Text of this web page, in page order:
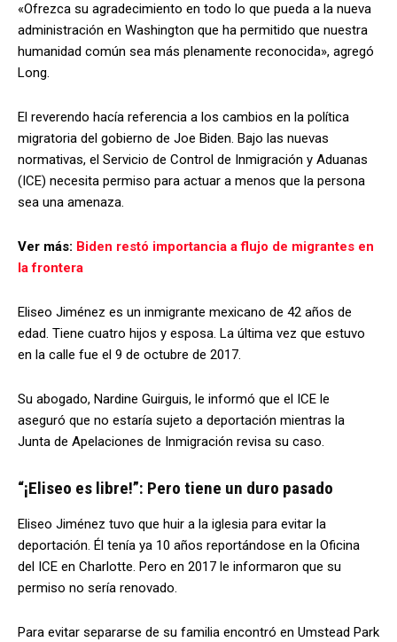
«Ofrezca su agradecimiento en todo lo que pueda a la nueva
administración en Washington que ha permitido que nuestra
humanidad común sea más plenamente reconocida», agregó
Long.
El reverendo hacía referencia a los cambios en la política
migratoria del gobierno de Joe Biden. Bajo las nuevas
normativas, el Servicio de Control de Inmigración y Aduanas
(ICE) necesita permiso para actuar a menos que la persona
sea una amenaza.
Ver más: Biden restó importancia a flujo de migrantes en
la frontera
Eliseo Jiménez es un inmigrante mexicano de 42 años de
edad. Tiene cuatro hijos y esposa. La última vez que estuvo
en la calle fue el 9 de octubre de 2017.
Su abogado, Nardine Guirguis, le informó que el ICE le
aseguró que no estaría sujeto a deportación mientras la
Junta de Apelaciones de Inmigración revisa su caso.
“¡Eliseo es libre!”: Pero tiene un duro pasado
Eliseo Jiménez tuvo que huir a la iglesia para evitar la
deportación. Él tenía ya 10 años reportándose en la Oficina
del ICE en Charlotte. Pero en 2017 le informaron que su
permiso no sería renovado.
Para evitar separarse de su familia encontró en Umstead Park